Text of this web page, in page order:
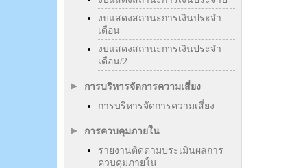
งบแสดงสถานะการเงินประจำ
เดือน
งบแสดงสถานะการเงินประจำ
เดือน/2
การบริหารจัดการความเสี่ยง
การบริหารจัดการความเสี่ยง
การควบคุมภายใน
รายงานติดตามประเมินผลการ
ควบคุมภายใน